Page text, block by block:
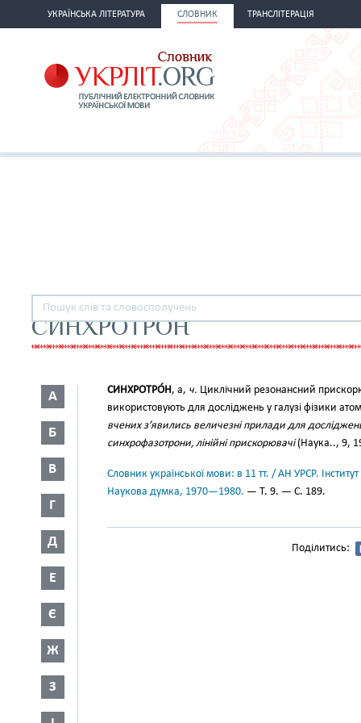
УКРАЇНСЬКА ЛІТЕРАТУРА СЛОВНИК ТРАНСЛІТЕРАЦІЯ
СИНХРОТРОН
А
Б
В
Г
Д
Е
Є
Ж
З
СИНХРОТРО́Н, а, ч. Циклічний резонансний
використовують для досліджень у галузі фізики
вчених з’явились величезні прилади для
синхрофазотрони, лінійні прискорювачі(Наука.., 9,
Словник української мови: в 11 тт. / АН УРСР.
Наукова думка, 1970—1980. — Т. 9. — С. 189.
Поділитись: